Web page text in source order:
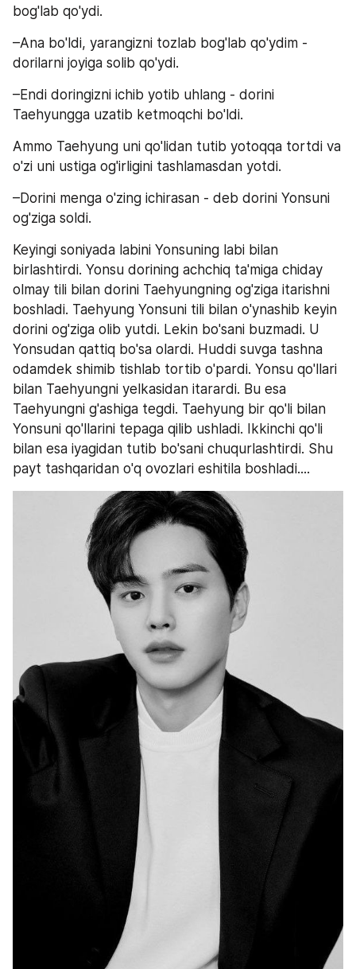
bog'lab qo'ydi.
–Ana bo'ldi, yarangizni tozlab bog'lab qo'ydim -
dorilarni joyiga solib qo'ydi.
–Endi doringizni ichib yotib uhlang - dorini
Taehyungga uzatib ketmoqchi bo'ldi.
Ammo Taehyung uni qo'lidan tutib yotoqqa tortdi va
o'zi uni ustiga og'irligini tashlamasdan yotdi.
–Dorini menga o'zing ichirasan - deb dorini Yonsuni
og'ziga soldi.
Keyingi soniyada labini Yonsuning labi bilan
birlashtirdi. Yonsu dorining achchiq ta'miga chiday
olmay tili bilan dorini Taehyungning og'ziga itarishni
boshladi. Taehyung Yonsuni tili bilan o'ynashib keyin
dorini og'ziga olib yutdi. Lekin bo'sani buzmadi. U
Yonsudan qattiq bo'sa olardi. Huddi suvga tashna
odamdek shimib tishlab tortib o'pardi. Yonsu qo'llari
bilan Taehyungni yelkasidan itarardi. Bu esa
Taehyungni g'ashiga tegdi. Taehyung bir qo'li bilan
Yonsuni qo'llarini tepaga qilib ushladi. Ikkinchi qo'li
bilan esa iyagidan tutib bo'sani chuqurlashtirdi. Shu
payt tashqaridan o'q ovozlari eshitila boshladi....